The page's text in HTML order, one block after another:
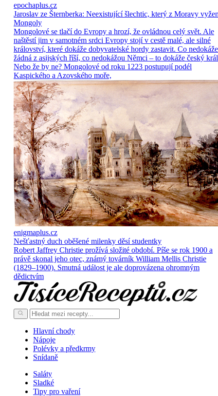
epochaplus.cz
Jaroslav ze Šternberka: Neexistující šlechtic, který z Moravy
Mongoly
Mongolové se tlačí do Evropy a hrozí, že ovládnou celý svět. Ale
naštěstí jim v samotném srdci Evropy stojí v cestě malé, ale silné
království, které dokáže dobyvatelské hordy zastavit. Co nedokáže
žádná z asijských říší, co nedokážou Němci – to dokáže český
Nebo že by ne? Mongolové od roku 1223 postupují podél
Kaspického a Azovského moře,
enigmaplus.cz
Nešťastný duch oběšené milenky děsí studentky
Robert Jaffrey Christie prožívá složité období. Píše se rok 1900 a
právě skonal jeho otec, známý továrník William Mellis Christie
(1829–1900). Smutná událost je ale doprovázena ohromným
dědictvím
Hlavní chody
Nápoje
Polévky a předkrmy
Snídaně
Saláty
Sladké
Tipy pro vaření